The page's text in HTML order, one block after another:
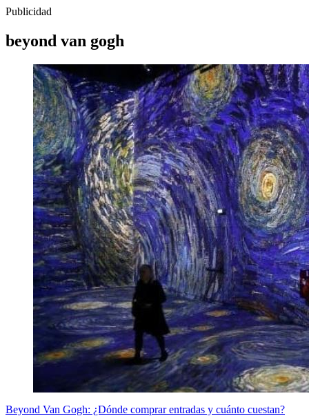
Publicidad
beyond van gogh
Beyond Van Gogh: ¿Dónde comprar entradas y cuánto cuestan?